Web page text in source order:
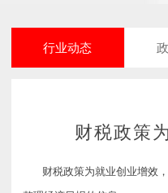
行业动态
财税政策
财税政策为就业创业增效，